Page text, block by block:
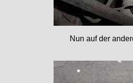
Nun auf der